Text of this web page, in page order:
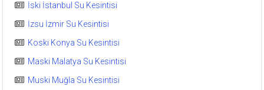
İski İstanbul Su Kesintisi
İzsu İzmir Su Kesintisi
Koski Konya Su Kesintisi
Maski Malatya Su Kesintisi
Muski Muğla Su Kesintisi